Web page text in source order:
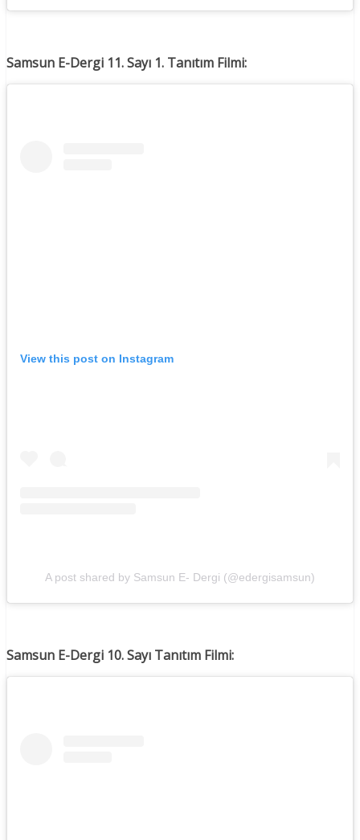
Samsun E-Dergi 11. Sayı 1. Tanıtım Filmi:
View this post on Instagram
A post shared by Samsun E- Dergi (@edergisamsun)
Samsun E-Dergi 10. Sayı Tanıtım Filmi: